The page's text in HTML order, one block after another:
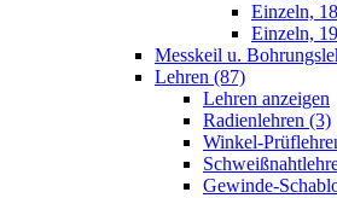
Einzeln,
Einzeln,
Messkeil u.
Lehren (87)
Lehren anzeigen
Radienlehren (3)
Winkel-
Gewinde-